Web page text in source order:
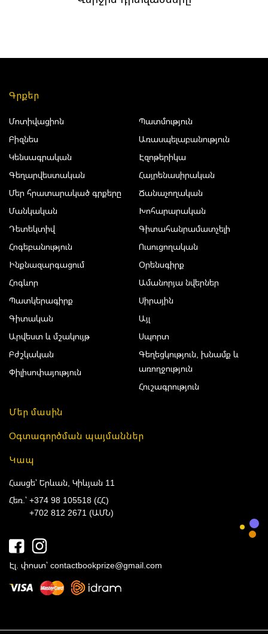
Գրքեր
Մոտիվացիոն
Բիզնես
Կենսագրական
Գեղարվեստական
Մեր հրատարակած գրքերը
Մանկական
Դետեկտիվ
Հոգեբանություն
Ինքնազարգացում
Հոգևոր
Պատկերագիրք
Գիտական
Արվեստ և մշակույթ
Բժշկական
Փիլիսոփայություն
Պատմություն
Առասպելաբանություն
Էզոթերիկա
Հայրենասիրական
Ճանաչողական
Խոհարարական
Գիտահանրամատչելի
Ուսուցողական
Օրենսգիրք
Ամանորյա նվերներ
Սիրային
Այլ
Սպորտ
Գեղեցկություն, խնամք և
առողջություն
Հուշագրություն
Մեր մասին
Օգտագործման պայմաններ
Կապ
Հասցե՝ Երևան, Կիևյան 11
Հեռ.՝ +374 98 105518 (ՀՀ)
+702 812 2671 (ԱՄՆ)
Էլ. փոստ՝ contactbookprize@gmail.com